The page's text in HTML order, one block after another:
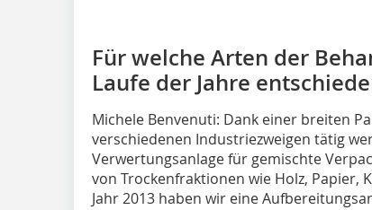
Für welche Arten der
Laufe der Jahre
Michele Benvenuti: Dank einer breiten
verschiedenen Industriezweigen tätig
Verwertungsanlage für gemischte
von Trockenfraktionen wie Holz, Papier,
Jahr 2013 haben wir eine